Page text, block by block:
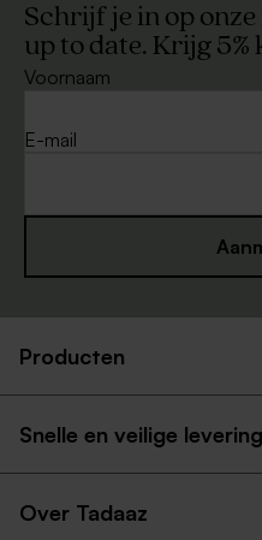
Envelop metallic goud met
puntklep
Schrijf je in op
up to date. Krijg 5%
Voornaam
E-mail
Producten
Snelle en veilige levering
Over Tadaaz